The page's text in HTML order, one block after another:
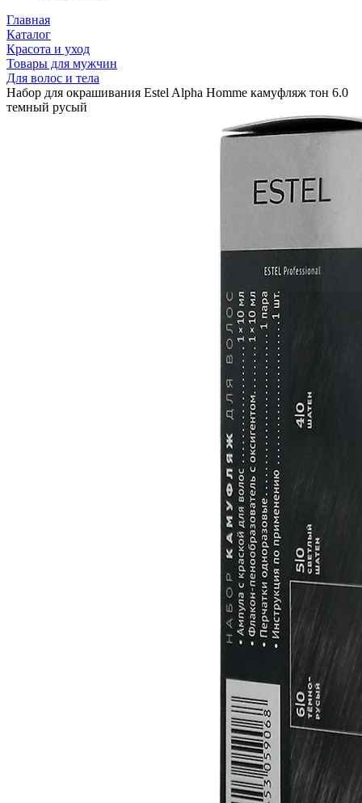
Главная
Каталог
Красота и уход
Товары для мужчин
Для волос и тела
Набор для окрашивания Estel Alpha Homme камуфляж тон 6.0
темный русый